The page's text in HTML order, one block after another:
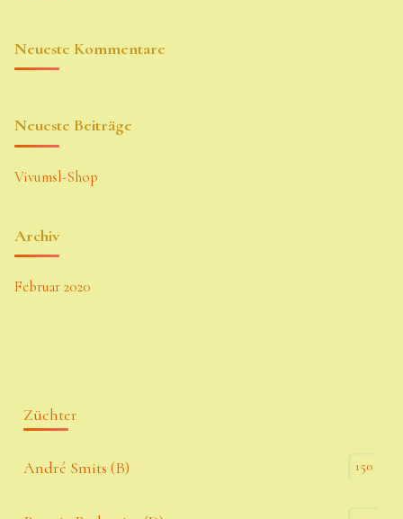
Neueste Kommentare
Neueste Beiträge
Vivumsl-Shop
Archiv
Februar 2020
Züchter
André Smits (B) 150